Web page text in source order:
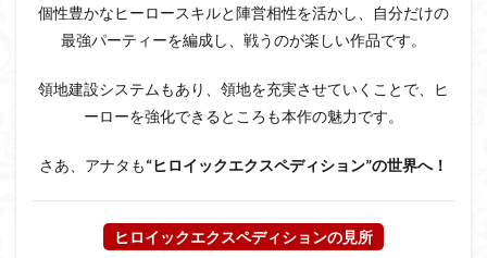
個性豊かなヒーロースキルと陣営相性を活かし、自分だけの
最強パーティーを編成し、戦うのが楽しい作品です。
領地建設システムもあり、領地を充実させていくことで、ヒ
ーローを強化できるところも本作の魅力です。
さあ、アナタも“ヒロイックエクスペディション”の世界へ！
ヒロイックエクスペディションの見所